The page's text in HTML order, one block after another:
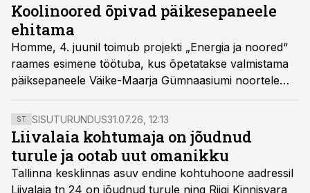
Koolinoored õpivad päikesepaneele
ehitama
Homme, 4. juunil toimub projekti „Energia ja noored“
raames esimene töötuba, kus õpetatakse valmistama
päiksepaneele Väike-Maarja Gümnaasiumi noortele
Puhta Vee Teemapargi vastavatud õppeklassis.
ST SISUTURUNDUS31.07.26, 12:13
Liivalaia kohtumaja on jõudnud
turule ja ootab uut omanikku
Tallinna kesklinnas asuv endine kohtuhoone aadressil
Liivalaia tn 24 on jõudnud turule ning Riigi Kinnisvara